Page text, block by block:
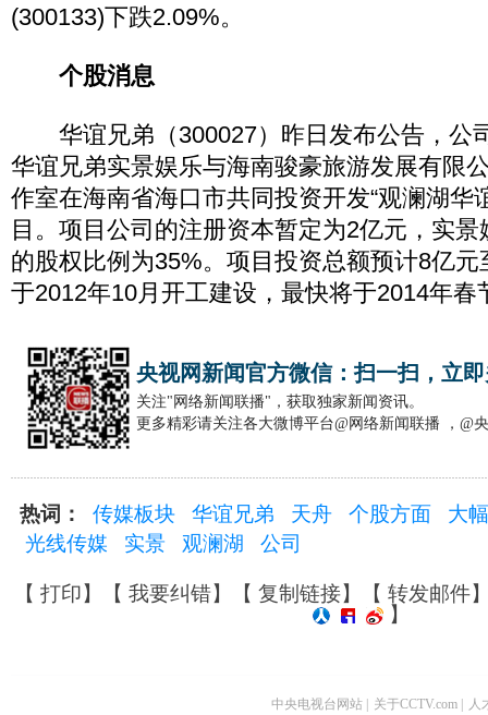
(300133)下跌2.09%。
个股消息
华谊兄弟（300027）昨日发布公告，公
华谊兄弟实景娱乐与海南骏豪旅游发展有限
作室在海南省海口市共同投资开发“观澜湖华
目。项目公司的注册资本暂定为2亿元，实
的股权比例为35%。项目投资总额预计8亿
于2012年10月开工建设，最快将于2014年春
央视网新闻官方微信：扫一扫，立
关注"网络新闻联播"，获取独家新闻资讯。
更多精彩请关注各大微博平台@网络新闻联播 ，@
热词： 传媒板块 华谊兄弟 天舟 个股方面
大
光线传媒
实景 观澜湖 公司
【 打印】【 我要纠错】【 复制链接】【 转发邮件
】
中央电视台网站 关于CCTV.com 人